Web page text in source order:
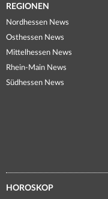
REGIONEN
Nordhessen News
Osthessen News
Mittelhessen News
Rhein-Main News
Südhessen News
HOROSKOP